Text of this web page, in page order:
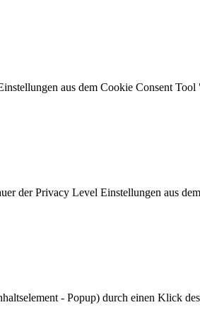
aus dem Cookie Consent
der Privacy Level Einstellungen aus
- Popup) durch einen Klick